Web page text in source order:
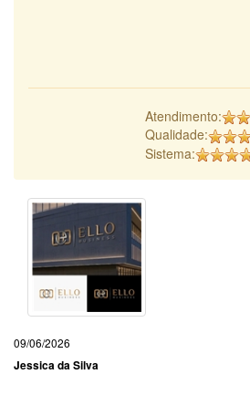
Atendimento:
Qualidade:
Sistema:
09/06/2026
Jessica da Silva